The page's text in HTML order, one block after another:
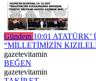
Gündem 10:01 ATATÜRK’
“MİLLETİMİZİN
gazetevitamin
BEĞEN
gazetevitamin